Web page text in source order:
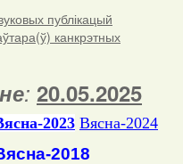
публікацый
канкрэтных
: 20.05.2025
-2023 Вясна-2024
2018